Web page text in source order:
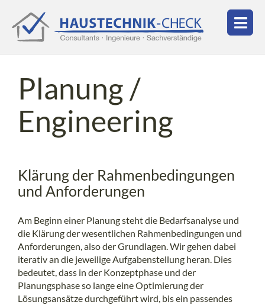
Planung /
Engineering
Klärung der Rahmenbedingungen
und Anforderungen
Am Beginn einer Planung steht die Bedarfsanalyse und
die Klärung der wesentlichen Rahmenbedingungen und
Anforderungen, also der Grundlagen. Wir gehen dabei
iterativ an die jeweilige Aufgabenstellung heran. Dies
bedeutet, dass in der Konzeptphase und der
Planungsphase so lange eine Optimierung der
Lösungsansätze durchgeführt wird, bis ein passendes